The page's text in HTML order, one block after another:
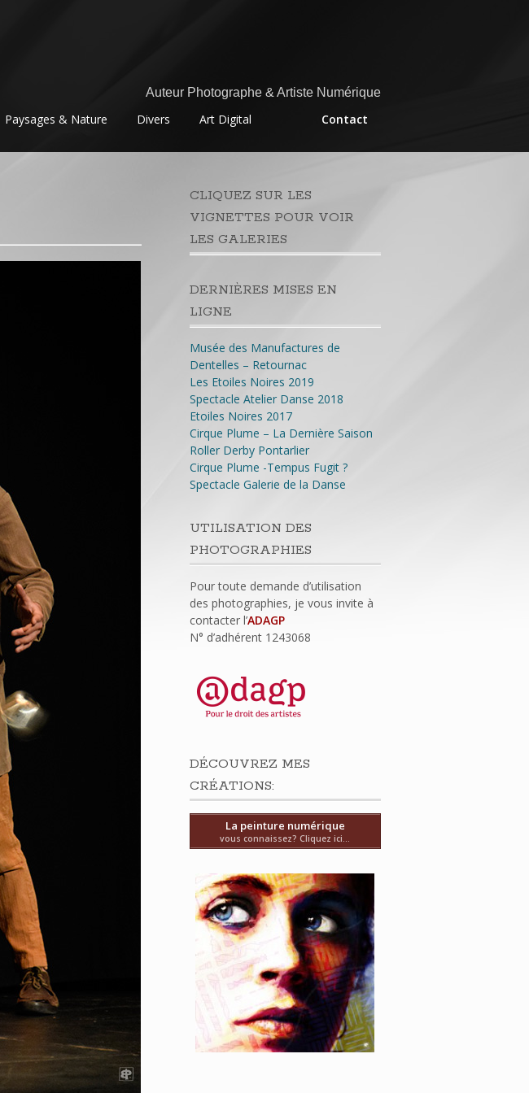
Auteur Photographe & Artiste Numérique
Paysages & Nature Divers Art Digital Contact
CLIQUEZ SUR LES
VIGNETTES POUR VOIR
LES GALERIES
DERNIÈRES MISES EN
LIGNE
Musée des Manufactures de
Dentelles – Retournac
Les Etoiles Noires 2019
Spectacle Atelier Danse 2018
Etoiles Noires 2017
Cirque Plume – La Dernière Saison
Roller Derby Pontarlier
Cirque Plume -Tempus Fugit ?
Spectacle Galerie de la Danse
UTILISATION DES
PHOTOGRAPHIES
Pour toute demande d’utilisation
des photographies, je vous invite à
contacter l’ADAGP
N° d’adhérent 1243068
DÉCOUVREZ MES
CRÉATIONS:
La peinture numérique
vous connaissez? Cliquez ici...